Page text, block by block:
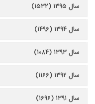
سال ۱۳۹۵ (۱۵۳۲)
سال ۱۳۹۴ (۱۴۹۶)
سال ۱۳۹۳ (۱۰۸۴)
سال ۱۳۹۲ (۱۱۶۶)
سال ۱۳۹۱ (۱۶۹۶)